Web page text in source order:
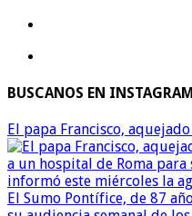
BUSCANOS EN INSTAGRAM
El papa Francisco,